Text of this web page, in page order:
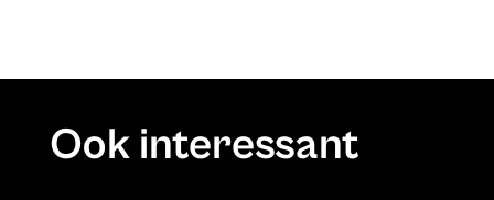
Ook interessant